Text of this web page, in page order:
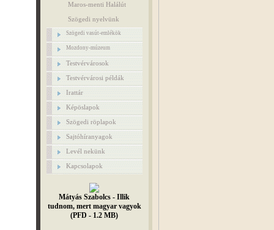
Maros-menti Halálút
Szögedi nyelvünk
Szögedi vasút-emlékök
Mozdony-múzeum
Testvérvárosok
Testvérvárosi példák
Irattár
Képöslapok
Szögedi röplapok
Sajtóhíranyagok
Levél nekünk
Kapcsolapok
Mátyás Szabolcs - Illik
tudnom, mert magyar vagyok
(PFD - 1.2 MB)